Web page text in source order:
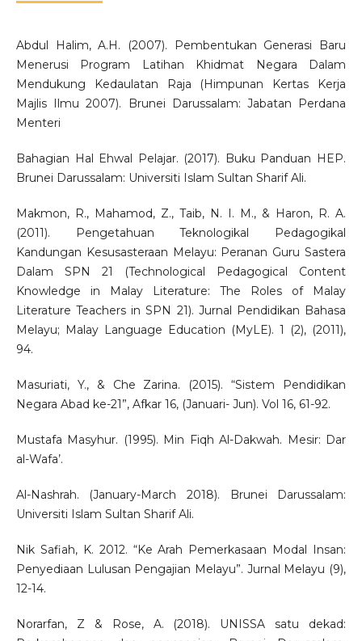
Abdul Halim, A.H. (2007). Pembentukan Generasi Baru
Menerusi Program Latihan Khidmat Negara Dalam
Mendukung Kedaulatan Raja (Himpunan Kertas Kerja
Majlis Ilmu 2007). Brunei Darussalam: Jabatan Perdana
Menteri
Bahagian Hal Ehwal Pelajar. (2017). Buku Panduan HEP.
Brunei Darussalam: Universiti Islam Sultan Sharif Ali.
Makmon, R., Mahamod, Z., Taib, N. I. M., & Haron, R. A.
(2011). Pengetahuan Teknologikal Pedagogikal
Kandungan Kesusasteraan Melayu: Peranan Guru Sastera
Dalam SPN 21 (Technological Pedagogical Content
Knowledge in Malay Literature: The Roles of Malay
Literature Teachers in SPN 21). Jurnal Pendidikan Bahasa
Melayu; Malay Language Education (MyLE). 1 (2), (2011),
94.
Masuriati, Y., & Che Zarina. (2015). “Sistem Pendidikan
Negara Abad ke-21”, Afkar 16, (Januari- Jun). Vol 16, 61-92.
Mustafa Masyhur. (1995). Min Fiqh Al-Dakwah. Mesir: Dar
al-Wafa’.
Al-Nashrah. (January-March 2018). Brunei Darussalam:
Universiti Islam Sultan Sharif Ali.
Nik Safiah, K. 2012. “Ke Arah Pemerkasaan Modal Insan:
Penyediaan Lulusan Pengajian Melayu”. Jurnal Melayu (9),
12-14.
Norarfan, Z & Rose, A. (2018). UNISSA satu dekad: